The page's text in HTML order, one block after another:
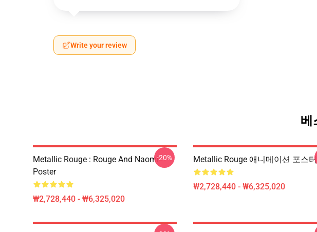
Write your review
베
Metallic Rouge : Rouge And Naomi
Poster
₩2,728,440 - ₩6,325,020
-20% Metallic Rouge 애니메이션 포스터
₩2,728,440 - ₩6,325,020